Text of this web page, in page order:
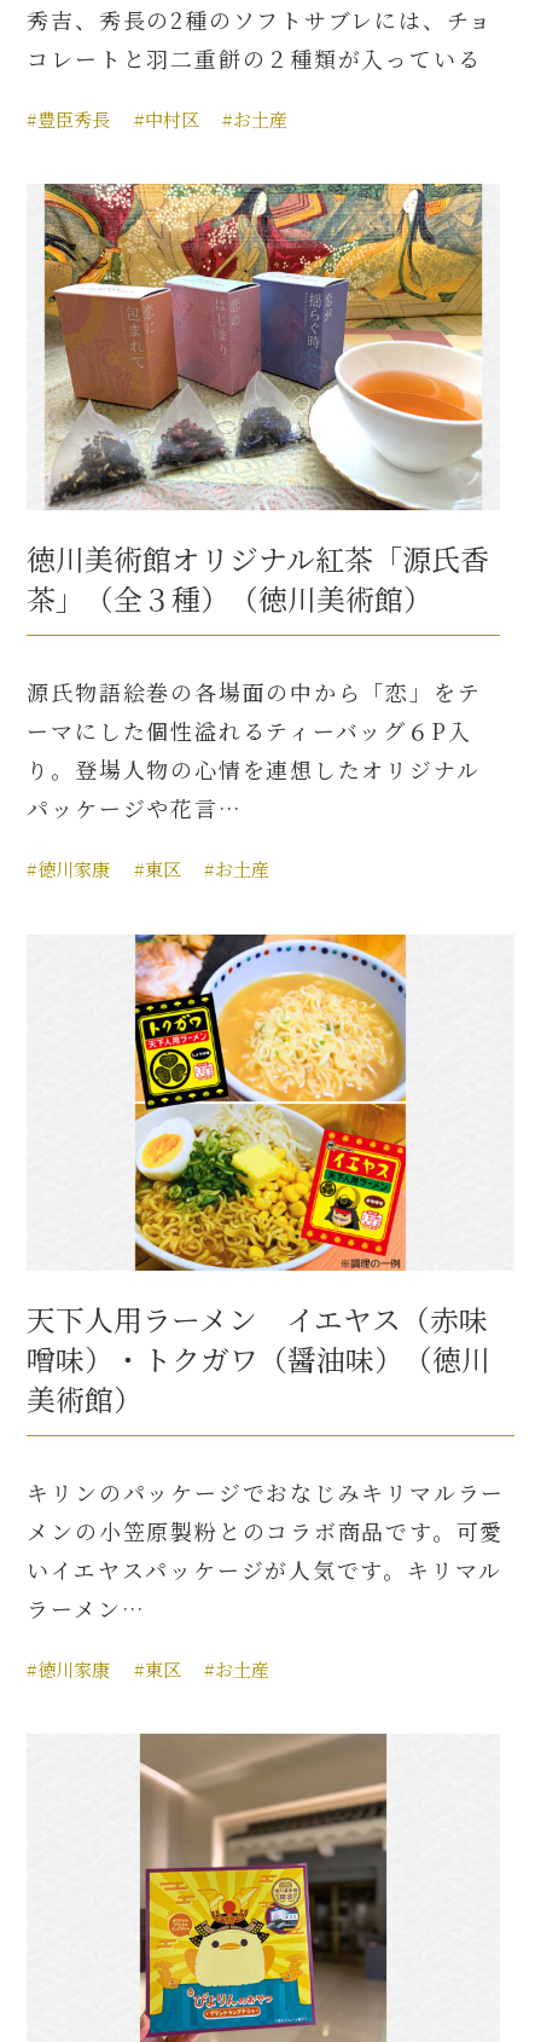
秀吉、秀長の2種のソフトサブレには、チョ
コレートと羽二重餅の２種類が入っている
#豊臣秀長 #中村区 #お土産
徳川美術館オリジナル紅茶「源氏香
茶」（全３種）（徳川美術館）
源氏物語絵巻の各場面の中から「恋」をテ
ーマにした個性溢れるティーバッグ６P入
り。登場人物の心情を連想したオリジナル
パッケージや花言…
#徳川家康 #東区 #お土産
天下人用ラーメン イエヤス（赤味
噌味）・トクガワ（醤油味）（徳川
美術館）
キリンのパッケージでおなじみキリマルラー
メンの小笠原製粉とのコラボ商品です。可愛
いイエヤスパッケージが人気です。キリマル
ラーメン…
#徳川家康 #東区 #お土産